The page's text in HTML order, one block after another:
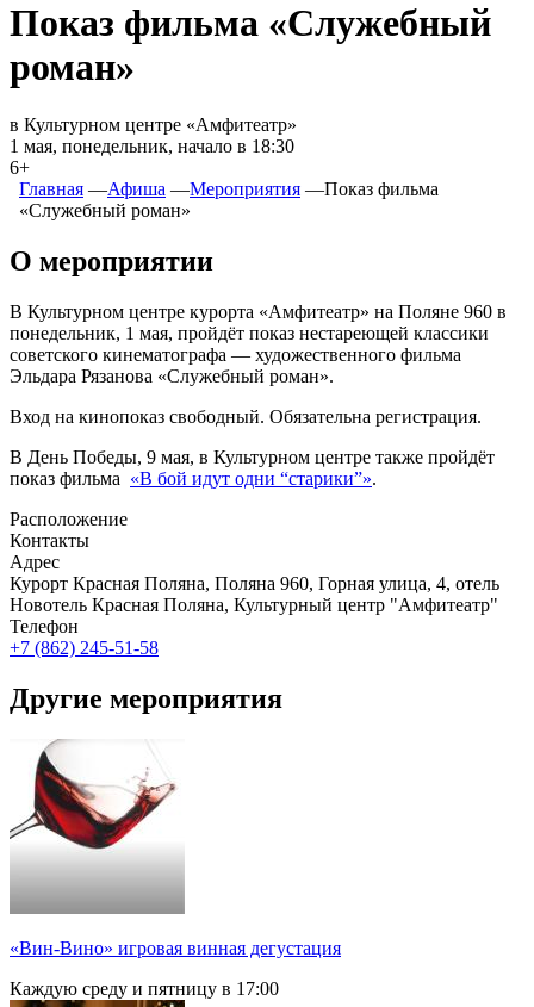
Показ фильма «Служебный
роман»
в Культурном центре «Амфитеатр»
1 мая, понедельник, начало в 18:30
6+
Главная ―Афиша ―Мероприятия ―Показ фильма
«Служебный роман»
О мероприятии
В Культурном центре курорта «Амфитеатр» на Поляне 960 в
понедельник, 1 мая, пройдёт показ нестареющей классики
советского кинематографа — художественного фильма
Эльдара Рязанова «Служебный роман».
Вход на кинопоказ свободный. Обязательна регистрация.
В День Победы, 9 мая, в Культурном центре также пройдёт
показ фильма «В бой идут одни “старики”».
Расположение
Контакты
Адрес
Курорт Красная Поляна, Поляна 960, Горная улица, 4, отель
Новотель Красная Поляна, Культурный центр "Амфитеатр"
Телефон
+7 (862) 245-51-58
Другие мероприятия
«Вин-Вино» игровая винная дегустация
Каждую среду и пятницу в 17:00